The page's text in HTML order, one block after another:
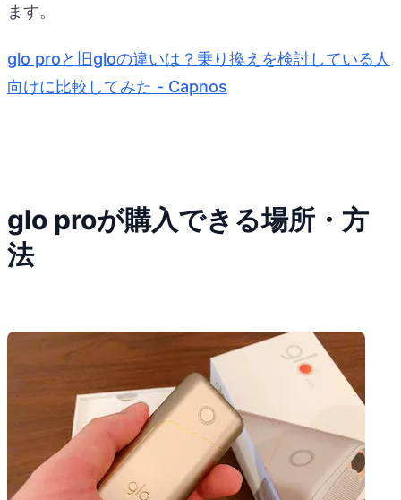
ます。
glo proと旧gloの違いは？乗り換えを検討している人
向けに比較してみた - Capnos
glo proが購入できる場所・方
法